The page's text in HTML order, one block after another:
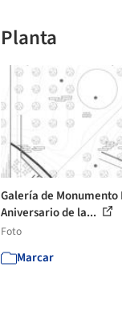
Planta
Galería de
Aniversario de la...
Foto
Marcar